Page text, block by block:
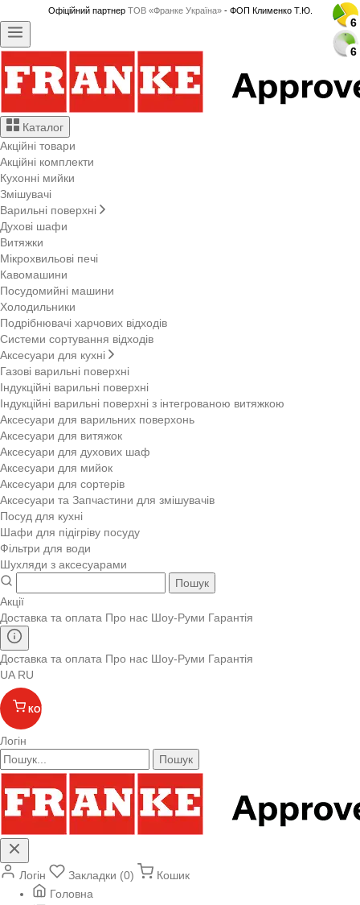
Офіційний партнер ТОВ «Франке Україна»- ФОП Клименко Т.Ю.
Каталог
Акційні товари
Акційні комплекти
Кухонні мийки
Змішувачі
Варильні поверхні
Духові шафи
Витяжки
Мікрохвильові печі
Кавомашини
Посудомийні машини
Холодильники
Подрібнювачі харчових відходів
Системи сортування відходів
Аксесуари для кухні
Газові варильні поверхні
Індукційні варильні поверхні
Індукційні варильні поверхні з інтегрованою витяжкою
Аксесуари для варильних поверхонь
Аксесуари для витяжок
Аксесуари для духових шаф
Аксесуари для мийок
Аксесуари для сортерів
Аксесуари та Запчастини для змішувачів
Посуд для кухні
Шафи для підігріву посуду
Фільтри для води
Шухляди з аксесуарами
Пошук
Акції
Доставка та оплата Про нас Шоу-Руми Гарантія
Доставка та оплата Про нас Шоу-Руми Гарантія
UA RU
КОШИК
Логін
Пошук
Логін Закладки (0)
Кошик
Головна
6
6
6
6
6
6
6
6
6
6
6
6
6
6
6
6
6
6
6
6
6
6
6
6
6
6
6
6